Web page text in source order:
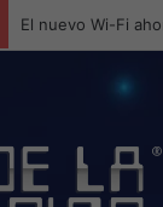
ASUS redefine la